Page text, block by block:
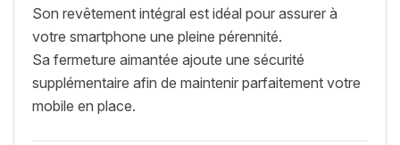
Son revêtement intégral est idéal pour assurer à
votre smartphone une pleine pérennité.
Sa fermeture aimantée ajoute une sécurité
supplémentaire afin de maintenir parfaitement votre
mobile en place.